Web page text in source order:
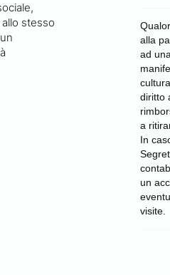
stesso
alla
ad una
diritto
a
In
un
visite.